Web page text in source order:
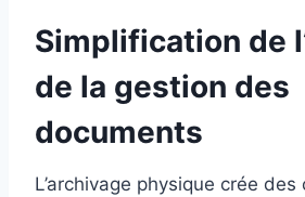
Simplification de
de la gestion des
documents
L’archivage physique crée